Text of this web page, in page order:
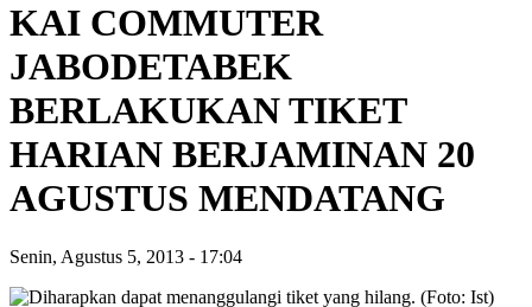
KAI COMMUTER
JABODETABEK
BERLAKUKAN TIKET
HARIAN BERJAMINAN 20
AGUSTUS MENDATANG
Senin, Agustus 5, 2013 - 17:04